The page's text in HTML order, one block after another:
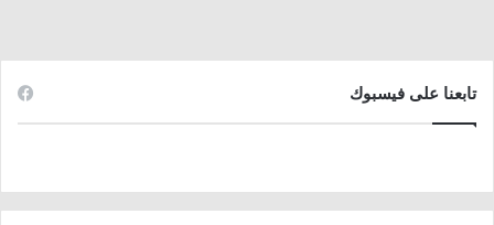
تابعنا على فيسبوك